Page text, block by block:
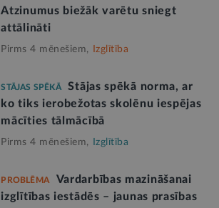
Atzinumus biežāk varētu sniegt
attālināti
Pirms 4 mēnešiem, Izglītība
STĀJAS SPĒKĀ
Stājas spēkā norma, ar
ko tiks ierobežotas skolēnu iespējas
mācīties tālmācībā
Pirms 4 mēnešiem, Izglītība
PROBLĒMA
Vardarbības mazināšanai
izglītības iestādēs – jaunas prasības